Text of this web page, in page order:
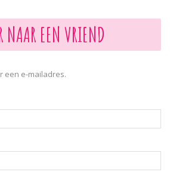
NAAR EEN VRIEND
een e-mailadres.